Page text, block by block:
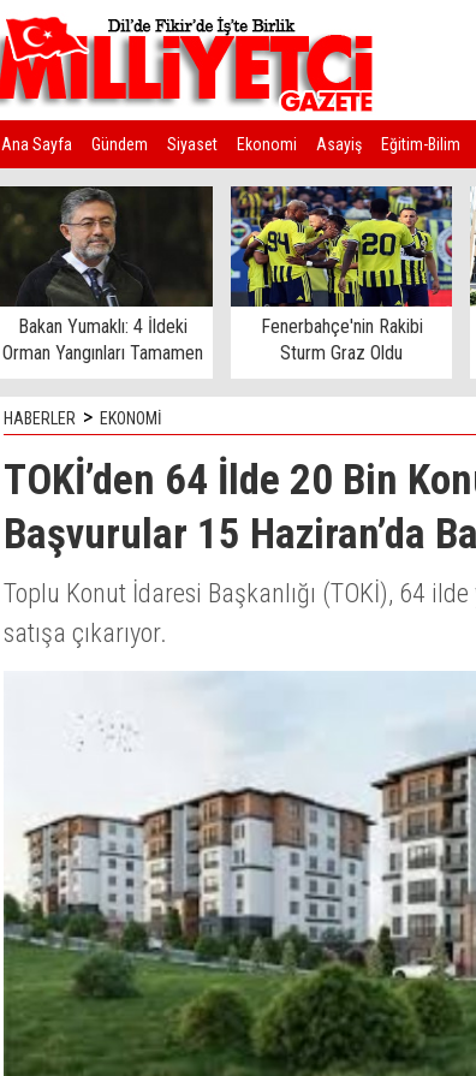
Ana Sayfa Gündem Siyaset Ekonomi Asayiş Eğitim-Bilim
Kim Kimdir?
Bakan Yumaklı: 4 İldeki
Orman Yangınları Tamamen
Kontrol Altında
Fenerbahçe'nin Rakibi
Sturm Graz Oldu
HABERLER > EKONOMİ
TOKİ’den 64 İlde 20 Bin
Başvurular 15 Haziran’da
Toplu Konut İdaresi Başkanlığı (TOKİ), 64
satışa çıkarıyor.